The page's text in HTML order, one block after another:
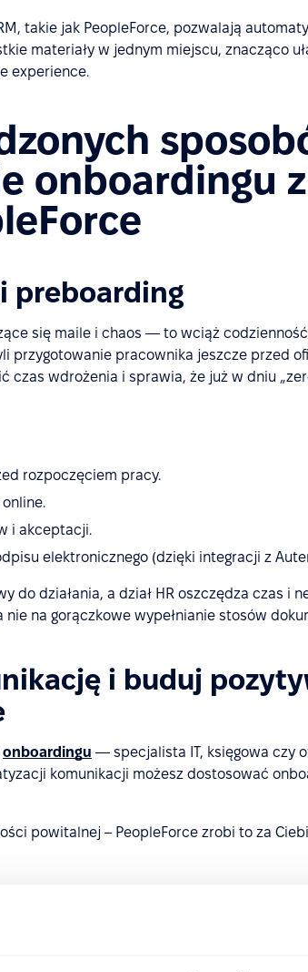
takie jak PeopleForce, pozwalają
materiały w jednym miejscu, znacząco
experience.
onboardingu z
preboarding
się maile i chaos — to wciąż
przygotowanie pracownika jeszcze przed
wdrożenia i sprawia, że już w dniu
rozpoczęciem pracy.
i akceptacji.
elektronicznego (dzięki integracji z
do działania, a dział HR oszczędza czas i
nie na gorączkowe wypełnianie stosów
i buduj
onboardingu — specjalista IT, księgowa czy
komunikacji możesz dostosować
powitalnej – PeopleForce zrobi to za
pierwszych dni.
ważnych zadaniach.